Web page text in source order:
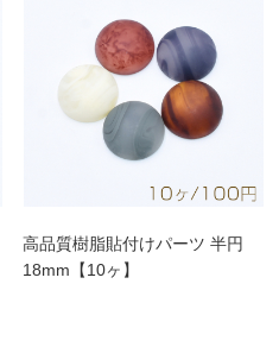
高品質樹脂貼付けパーツ 半円
18mm【10ヶ】